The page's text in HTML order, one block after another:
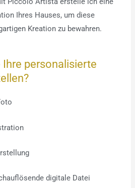
Ihres Hauses, um diese
Kreation zu bewahren.
Ihre personalisierte
digitale Datei